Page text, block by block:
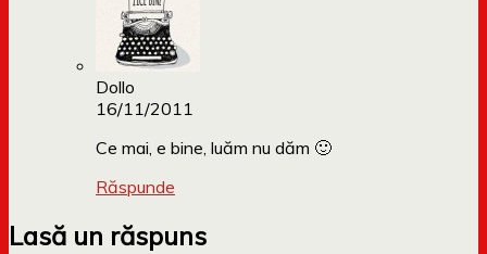
Dollo
16/11/2011
Ce mai, e bine, luăm nu dăm 🙂
Răspunde
Lasă un răspuns